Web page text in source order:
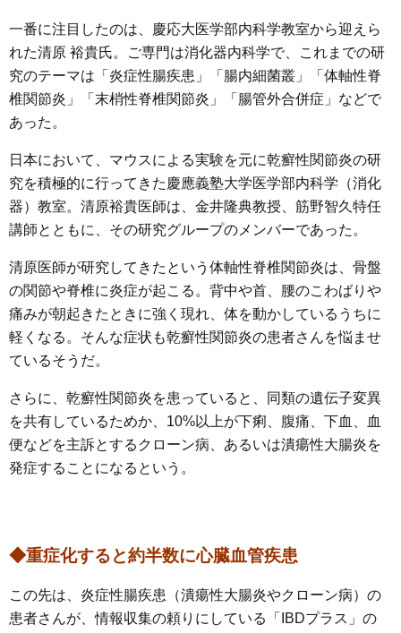
一番に注目したのは、慶応大医学部内科学教室から迎えら
れた清原 裕貴氏。ご専門は消化器内科学で、これまでの研
究のテーマは「炎症性腸疾患」「腸内細菌叢」「体軸性脊
椎関節炎」「末梢性脊椎関節炎」「腸管外合併症」などで
あった。
日本において、マウスによる実験を元に乾癬性関節炎の研
究を積極的に行ってきた慶應義塾大学医学部内科学（消化
器）教室。清原裕貴医師は、金井隆典教授、筋野智久特任
講師とともに、その研究グループのメンバーであった。
清原医師が研究してきたという体軸性脊椎関節炎は、骨盤
の関節や脊椎に炎症が起こる。背中や首、腰のこわばりや
痛みが朝起きたときに強く現れ、体を動かしているうちに
軽くなる。そんな症状も乾癬性関節炎の患者さんを悩ませ
ているそうだ。
さらに、乾癬性関節炎を患っていると、同類の遺伝子変異
を共有しているためか、10%以上が下痢、腹痛、下血、血
便などを主訴とするクローン病、あるいは潰瘍性大腸炎を
発症することになるという。
◆重症化すると約半数に心臓血管疾患
この先は、炎症性腸疾患（潰瘍性大腸炎やクローン病）の
患者さんが、情報収集の頼りにしている「IBDプラス」の